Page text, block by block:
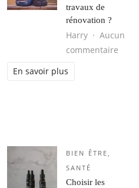
travaux de
rénovation ?
Harry
Aucun
commentaire
En savoir plus
BIEN ÊTRE,
SANTÉ
Choisir les